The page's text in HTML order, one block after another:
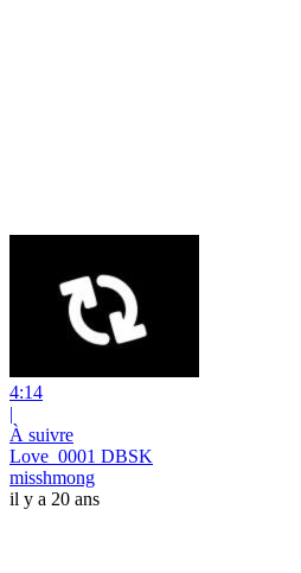
4:14
|
À suivre
Love_0001 DBSK
misshmong
il y a 20 ans